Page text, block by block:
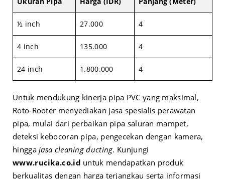
½ inch 27.000 4
4 inch 135.000 4
24 inch 1.800.000 4
Untuk mendukung kinerja pipa PVC yang maksimal,
Roto-Rooter menyediakan jasa spesialis perawatan
pipa, mulai dari perbaikan pipa saluran mampet,
deteksi kebocoran pipa, pengecekan dengan kamera,
hinggajasa cleaning ducting. Kunjungi
www.rucika.co.id untuk mendapatkan produk
berkualitas dengan harga terjangkau serta informasi